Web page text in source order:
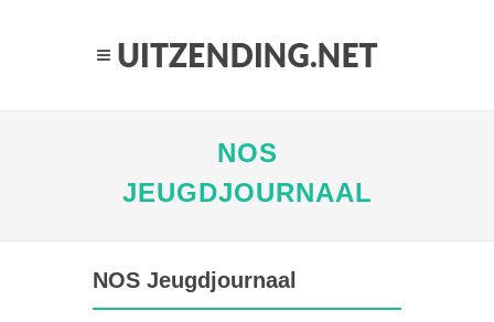
NOS
JEUGDJOURNAAL
NOS Jeugdjournaal